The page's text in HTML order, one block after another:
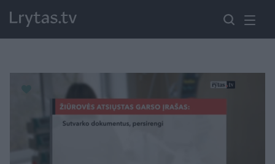
Paremkite Ukrainą